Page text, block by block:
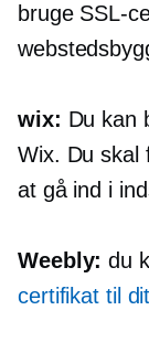
bruge SSL-
wix: Du kan
Wix. Du skal
at gå ind i
Weebly: du
certifikat til